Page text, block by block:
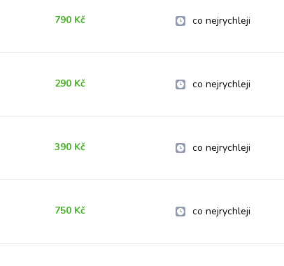
790 Kč co nejrychleji
290 Kč co nejrychleji
390 Kč co nejrychleji
750 Kč co nejrychleji